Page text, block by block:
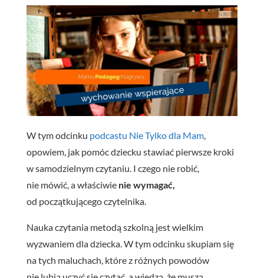
W tym odcinku podcastu Nie Tylko dla Mam,
opowiem, jak pomóc dziecku stawiać pierwsze kroki
w samodzielnym czytaniu. I czego nie robić,
nie mówić, a właściwie nie wymagać,
od początkującego czytelnika.
Nauka czytania metodą szkolną jest wielkim
wyzwaniem dla dziecka. W tym odcinku skupiam się
na tych maluchach, które z różnych powodów